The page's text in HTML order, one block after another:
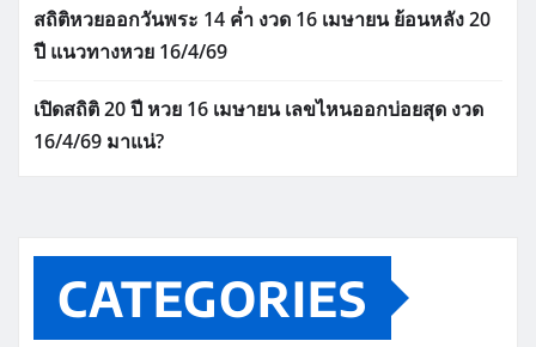
สถิติหวยออกวันพระ 14 ค่ำ งวด 16 เมษายน ย้อนหลัง 20
ปี แนวทางหวย 16/4/69
เปิดสถิติ 20 ปี หวย 16 เมษายน เลขไหนออกบ่อยสุด งวด
16/4/69 มาแน่?
CATEGORIES